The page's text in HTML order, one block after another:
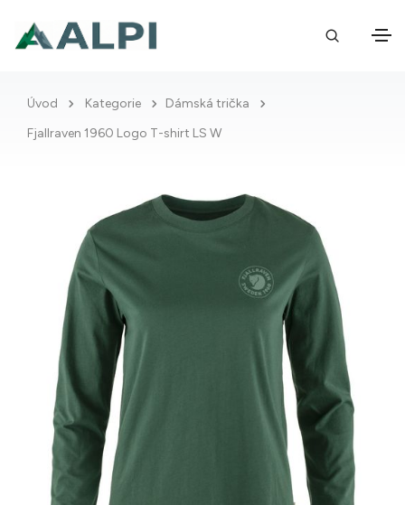
Úvod Kategorie
Dámská trička
Fjallraven 1960 Logo T-shirt LS W